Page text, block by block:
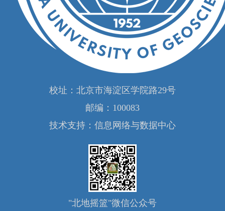
校址：北京市海淀区学院路29号
邮编：100083
技术支持：信息网络与数据中心
"北地摇篮"微信公众号